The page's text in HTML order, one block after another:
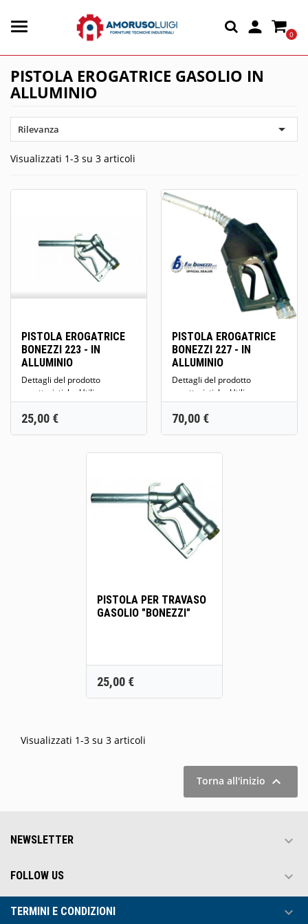
 0
PISTOLA EROGATRICE GASOLIO IN
ALLUMINIO
Rilevanza 
Visualizzati 1-3 su 3 articoli
PISTOLA EROGATRICE
BONEZZI 223 - IN
ALLUMINIO
Dettagli del prodotto
caratteristiche Utilizzo
Combustibili Tecnologia
Termica Portata...
Prezzo
25,00 €
PISTOLA EROGATRICE
BONEZZI 227 - IN
ALLUMINIO
Dettagli del prodotto
caratteristiche Utilizzo
Combustibili Tecnologia
Autoadescante...
Prezzo
70,00 €
PISTOLA PER TRAVASO
GASOLIO "BONEZZI"
Prezzo
25,00 €
Visualizzati 1-3 su 3 articoli
Torna all'inizio 
NEWSLETTER 
FOLLOW US 
TERMINI E CONDIZIONI 